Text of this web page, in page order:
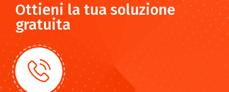
Ottieni la tua soluzione
gratuita